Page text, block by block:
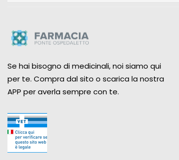
Se hai bisogno di medicinali, noi siamo qui
per te. Compra dal sito o scarica la nostra
APP per averla sempre con te.